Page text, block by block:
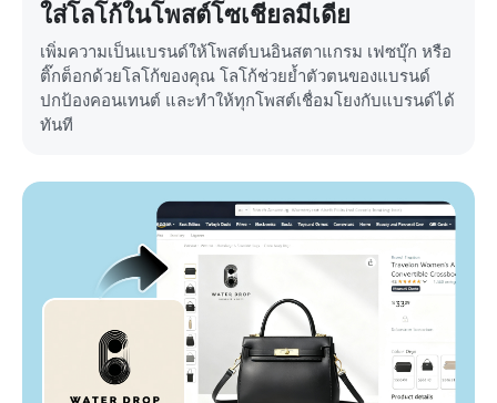
ใส่โลโก้ในโพสต์โซเชียลมีเดีย
เพิ่มความเป็นแบรนด์ให้โพสต์บนอินสตาแกรม เฟซบุ๊ก หรือ
ติ๊กต็อกด้วยโลโก้ของคุณ โลโก้ช่วยย้ำตัวตนของแบรนด์
ปกป้องคอนเทนต์ และทำให้ทุกโพสต์เชื่อมโยงกับแบรนด์ได้
ทันที